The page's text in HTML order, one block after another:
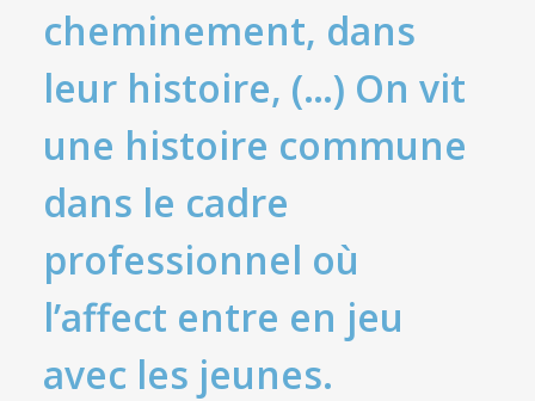
cheminement, dans
leur histoire, (…) On vit
une histoire commune
dans le cadre
professionnel où
l’affect entre en jeu
avec les jeunes.